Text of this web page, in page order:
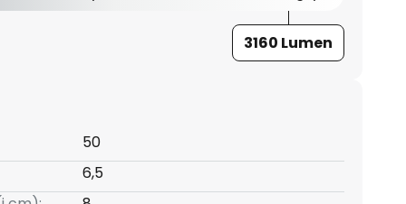
3160 Lumen
50
6,5